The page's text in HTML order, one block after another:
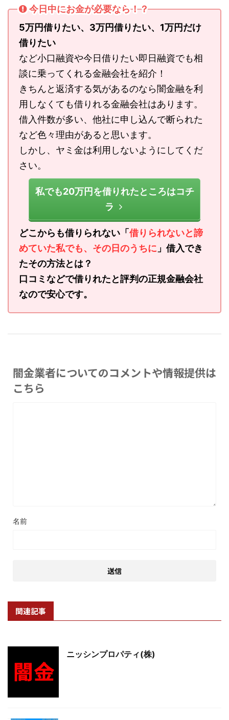
今日中にお金が必要なら！？
5万円借りたい、3万円借りたい、1万円だけ
借りたい
など小口融資や今日借りたい即日融資でも相
談に乗ってくれる金融会社を紹介！
きちんと返済する気があるのなら闇金融を利
用しなくても借りれる金融会社はあります。
借入件数が多い、他社に申し込んで断られた
など色々理由があると思います。
しかし、ヤミ金は利用しないようにしてくだ
さい。
私でも20万円を借りれたところはコチ
ラ
どこからも借りられない「借りられないと諦
めていた私でも、その日のうちに 」借入でき
たその方法とは？
口コミなどで借りれたと評判の正規金融会社
なので安心です。
闇金業者についてのコメントや情報提供は
こちら
名前
関連記事
ニッシンプロパティ(株)